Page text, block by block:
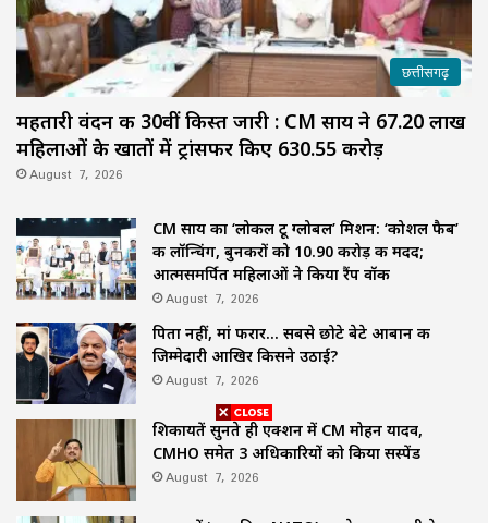
छत्तीसगढ़
महतारी वंदन की 30वीं किस्त जारी : CM साय ने 67.20 लाख
महिलाओं के खातों में ट्रांसफर किए ₹630.55 करोड़
August 7, 2026
CM साय का ‘लोकल टू ग्लोबल’ मिशन: ‘कोशल फैब’
की लॉन्चिंग, बुनकरों को 10.90 करोड़ की मदद;
आत्मसमर्पित महिलाओं ने किया रैंप वॉक
August 7, 2026
पिता नहीं, मां फरार… सबसे छोटे बेटे आबान की
जिम्मेदारी आखिर किसने उठाई?
August 7, 2026
शिकायतें सुनते ही एक्शन में CM मोहन यादव,
CMHO समेत 3 अधिकारियों को किया सस्पेंड
August 7, 2026